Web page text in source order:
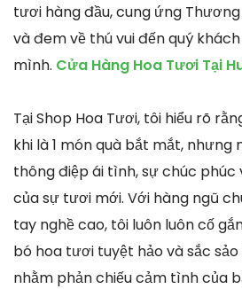
tươi hàng đầu, cung ứng
và đem về thú vui đến quý
mình. Cửa Hàng Hoa Tươi Tại
Tại Shop Hoa Tươi, tôi hiểu rõ
khi là 1 món quà bắt mắt,
thông điệp ái tình, sự chúc
của sự tươi mới. Với hàng ngũ
tay nghề cao, tôi luôn luôn cố
bó hoa tươi tuyệt hảo và sắc
nhằm phản chiếu cảm tình của